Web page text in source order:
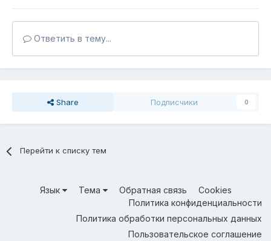
Ответить в тему...
Share Подписчики 0
Перейти к списку тем
Язык Тема Обратная связь
Cookies
Политика конфиденциальности
Политика обработки персональных данных
Пользовательское соглашение